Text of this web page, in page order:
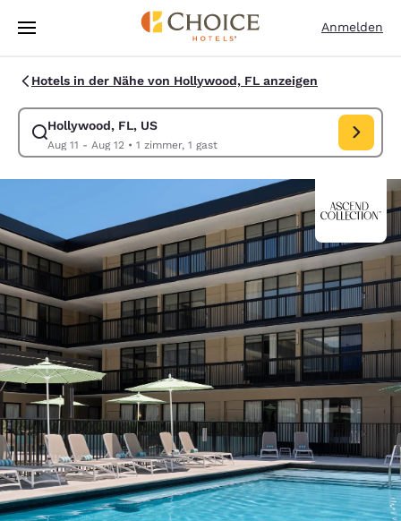
Weiter Zu Hauptinhalt
Anmelden
Hotels in der Nähe von Hollywood, FL anzeigen
Hollywood, FL, US
Aug 11 - Aug 12• 1 zimmer, 1 gast
Suche für Hollywood, FL, US ändern. Check-in-Datum Aug 11, Check-